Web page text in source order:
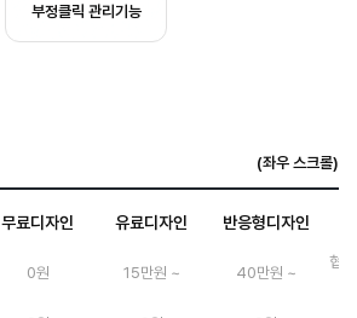
부정클릭 관리기능
무료디자인 유료디자인 반응형디자인
0원 15만원 ~ 40만원 ~
협